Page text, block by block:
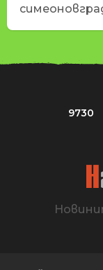
9730